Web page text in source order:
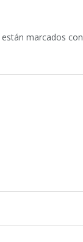
marcados con